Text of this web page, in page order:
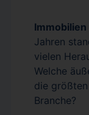
Jahren
vielen
Welche
die
Branche?